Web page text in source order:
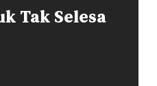
Tak Selesa